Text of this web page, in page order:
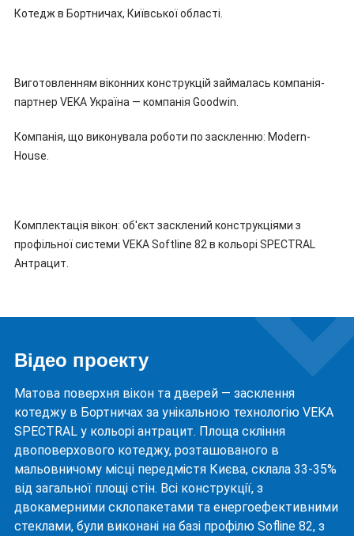
Котедж в Бортничах, Київської області.
Виготовленням віконних конструкцій займалась компанія-
партнер VEKA Україна — компанія Goodwin.
Компанія, що виконувала роботи по заскленню: Modern-
House.
Комплектація вікон: об'єкт засклений конструкціями з
профільної системи VEKA Softline 82 в кольорі SPECTRAL
Антрацит.
Відео проекту
Матова поверхня вікон та дверей — засклення
котеджу в Бортничах за унікальною технологію VEKA
SPECTRAL у кольорі антрацит. Площа скління
двоповерхового котеджу, розташованого в
мальовничому місці передмістя Києва, склала 33-35%
від загальної площі стін. Всі конструкції, з
двокамерними склопакетами та енергоефективними
стеклами, були виконані на базі профілю Sofline 82, з